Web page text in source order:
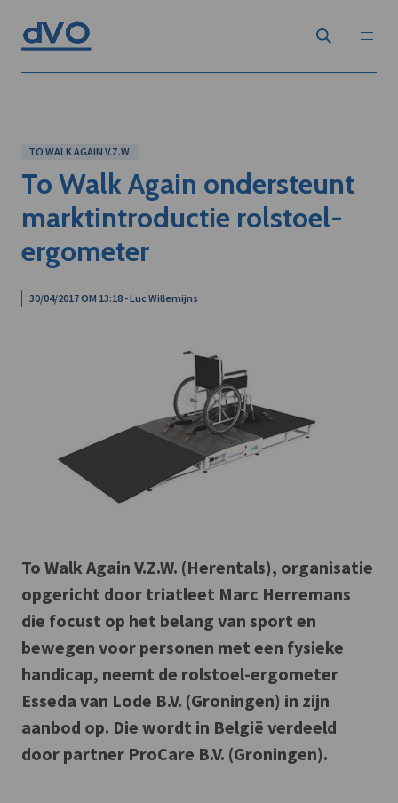
TO WALK AGAIN V.Z.W.
To Walk Again ondersteunt
marktintroductie rolstoel-
ergometer
30/04/2017 OM 13:18 - Luc Willemijns
To Walk Again V.Z.W. (Herentals), organisatie
opgericht door triatleet Marc Herremans
die focust op het belang van sport en
bewegen voor personen met een fysieke
handicap, neemt de rolstoel-ergometer
Esseda van Lode B.V. (Groningen) in zijn
aanbod op. Die wordt in België verdeeld
door partner ProCare B.V. (Groningen).